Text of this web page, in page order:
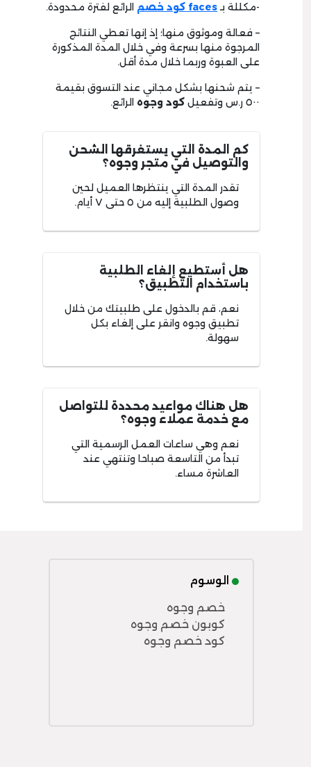
-مكللة بـfaces كود خصم الرائع لفترة محدودة.
– فعالة وموثوق منها؛ إذ إنها تعطي النتائج
المرجوة منها بسرعة وفي خلال المدة المذكورة
على العبوة وربما خلال مدة أقل.
– يتم شحنها بشكل مجاني عند التسوق بقيمة
٥٠٠ ر.س وتفعيل
كود وجوه الرائع.
كم المدة التي يستغرقها الشحن
والتوصيل في متجر وجوه؟
تقدر المدة التي ينتظرها العميل لحين
وصول الطلبية إليه من ٥ حتى ٧ أيام.
هل أستطيع إلغاء الطلبية
باستخدام التطبيق؟
نعم، قم بالدخول على طلبيتك من خلال
تطبيق وجوه وانقر على إلغاء بكل
سهولة.
هل هناك مواعيد محددة للتواصل
مع خدمة عملاء وجوه؟
نعم وهي ساعات العمل الرسمية التي
تبدأ من التاسعة صباحا وتنتهي عند
العاشرة مساء.
الوسوم
خصم وجوه
كوبون خصم وجوه
كود خصم وجوه